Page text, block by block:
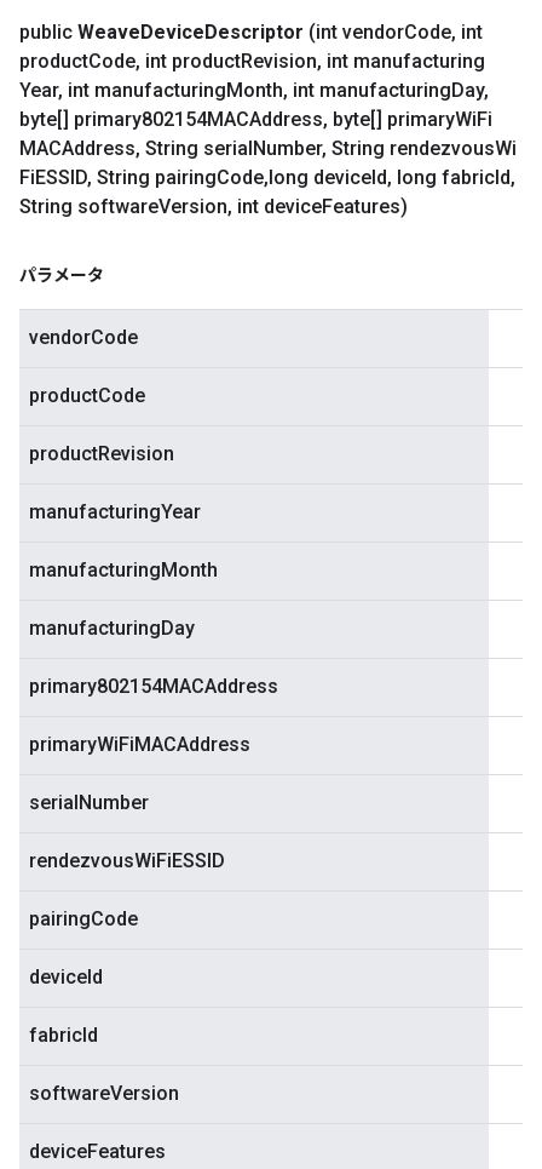
public WeaveDeviceDescriptor (int vendorCode, int
productCode, int productRevision, int manufacturing
Year, int manufacturingMonth, int manufacturingDay,
byte[] primary802154MACAddress, byte[] primaryWiFi
MACAddress, String serialNumber, String rendezvousWi
FiESSID, String pairingCode,long deviceId, long fabricId,
String softwareVersion, int deviceFeatures)
パラメータ
vendorCode
productCode
productRevision
manufacturingYear
manufacturingMonth
manufacturingDay
primary802154MACAddress
primaryWiFiMACAddress
serialNumber
rendezvousWiFiESSID
pairingCode
deviceId
fabricId
softwareVersion
deviceFeatures